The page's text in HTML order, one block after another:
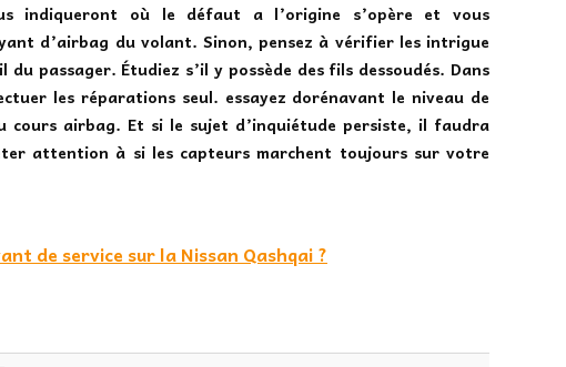
indiqueront où le défaut a l’origine s’opère et vous
d’airbag du volant. Sinon, pensez à vérifier les intrigue
passager. Étudiez s’il y possède des fils dessoudés. Dans
les réparations seul. essayez dorénavant le niveau de
airbag. Et si le sujet d’inquiétude persiste, il faudra
attention à si les capteurs marchent toujours sur votre
de service sur la Nissan Qashqai ?